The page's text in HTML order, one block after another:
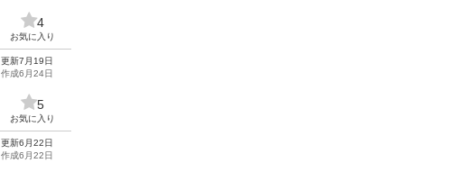
4
お気に入り
更新7月19日
作成6月24日
5
お気に入り
更新6月22日
作成6月22日